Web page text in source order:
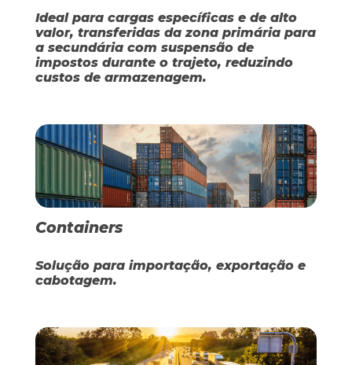
Ideal para cargas específicas e de alto
valor, transferidas da zona primária para
a secundária com suspensão de
impostos durante o trajeto, reduzindo
custos de armazenagem.
Containers
Solução para importação, exportação e
cabotagem.